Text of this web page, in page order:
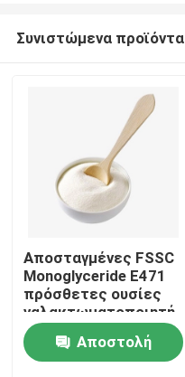
Σπίτι
Προϊόντα
Συνιστώμενα προϊόντα
Αποσταγμένες FSSC
Monoglyceride E471
πρόσθετες ουσίες
γαλακτωματοποιητή
τροφίμων για το
πήκτωμα 31566-31-1
κέικ
Αποστολή